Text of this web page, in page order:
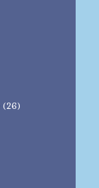
(26)